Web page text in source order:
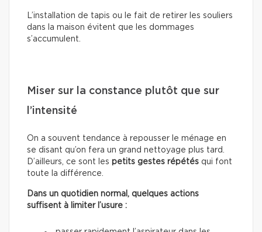
L’installation de tapis ou le fait de retirer les souliers
dans la maison évitent que les dommages
s’accumulent.
Miser sur la constance plutôt que sur
l’intensité
On a souvent tendance à repousser le ménage en
se disant qu’on fera un grand nettoyage plus tard.
D’ailleurs, ce sont les petits gestes répétés qui font
toute la différence.
Dans un quotidien normal, quelques actions
suffisent à limiter l’usure :